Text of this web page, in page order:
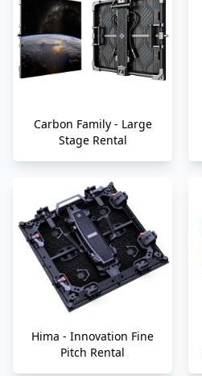
Carbon Family - Large
Stage Rental
Hima - Innovation Fine
Pitch Rental